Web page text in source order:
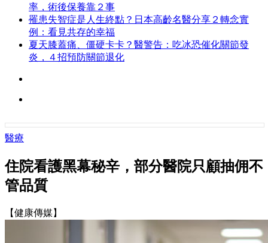
率，術後保養靠２事
罹患失智症是人生終點？日本高齡名醫分享２轉念實
例：看見共存的幸福
夏天膝蓋痛、僵硬卡卡？醫警告：吃冰恐催化關節發
炎，４招預防關節退化
醫療
住院看護黑幕秘辛，部分醫院只顧抽佣不
管品質
【健康傳媒】